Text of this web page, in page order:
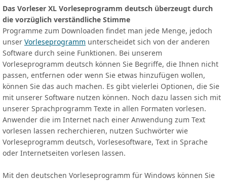
Das Vorleser XL Vorleseprogramm deutsch überzeugt durch
die vorzüglich verständliche Stimme
Programme zum Downloaden findet man jede Menge, jedoch
unser Vorleseprogramm unterscheidet sich von der anderen
Software durch seine Funktionen. Bei unserem
Vorleseprogramm deutsch können Sie Begriffe, die Ihnen nicht
passen, entfernen oder wenn Sie etwas hinzufügen wollen,
können Sie das auch machen. Es gibt vielerlei Optionen, die Sie
mit unserer Software nutzen können. Noch dazu lassen sich mit
unserer Sprachprogramm Texte in allen Formaten vorlesen.
Anwender die im Internet nach einer Anwendung zum Text
vorlesen lassen recherchieren, nutzen Suchwörter wie
Vorleseprogramm deutsch, Vorlesesoftware, Text in Sprache
oder Internetseiten vorlesen lassen.
Mit den deutschen Vorleseprogramm für Windows können Sie